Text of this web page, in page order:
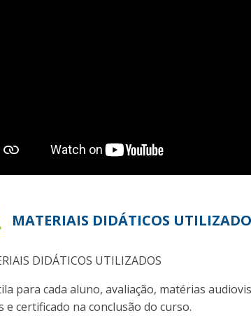
MATERIAIS DIDÁTICOS
DIDÁTICOS UTILIZADOS
para cada aluno, avaliação, matérias
e certificado na conclusão do curso.